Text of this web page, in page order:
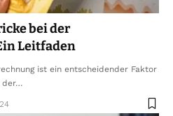
bei der
Leitfaden
ist ein entscheidender Faktor
der…